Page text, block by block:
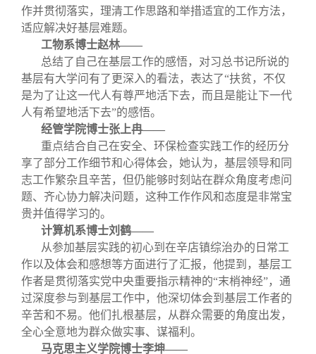
作并贯彻落实，理清工作思路和举措适宜的工作方法，
适应解决好基层难题。
工物系博士赵林——
总结了自己在基层工作的感悟，对习总书记所说的
基层有大学问有了更深入的看法，表达了“扶贫，不仅
是为了让这一代人有尊严地活下去，而且是能让下一代
人有希望地活下去”的感悟。
经管学院博士张上冉——
重点结合自己在安全、环保检查实践工作的经历分
享了部分工作细节和心得体会，她认为，基层领导和同
志工作繁杂且辛苦，但仍能够时刻站在群众角度考虑问
题、齐心协力解决问题，这种工作作风和态度是非常宝
贵并值得学习的。
计算机系博士刘鹤——
从参加基层实践的初心到在辛店镇综治办的日常工
作以及体会和感想等方面进行了汇报，他提到，基层工
作者是贯彻落实党中央重要指示精神的“末梢神经”，通
过深度参与到基层工作中，他深切体会到基层工作者的
辛苦和不易。他们扎根基层，从群众需要的角度出发，
全心全意地为群众做实事、谋福利。
马克思主义学院博士李坤——